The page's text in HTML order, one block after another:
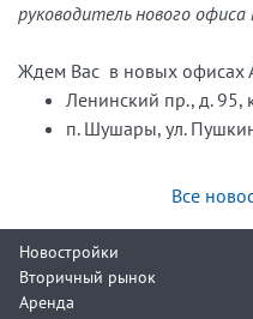
руководитель нового
Ждем Вас в новых офисах
Ленинский пр., д. 95,
п. Шушары, ул.
Все
Новостройки
Вторичный рынок
Аренда